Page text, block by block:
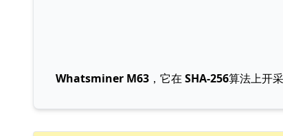
Whatsminer M63 ，它在 SHA-256算法上开采